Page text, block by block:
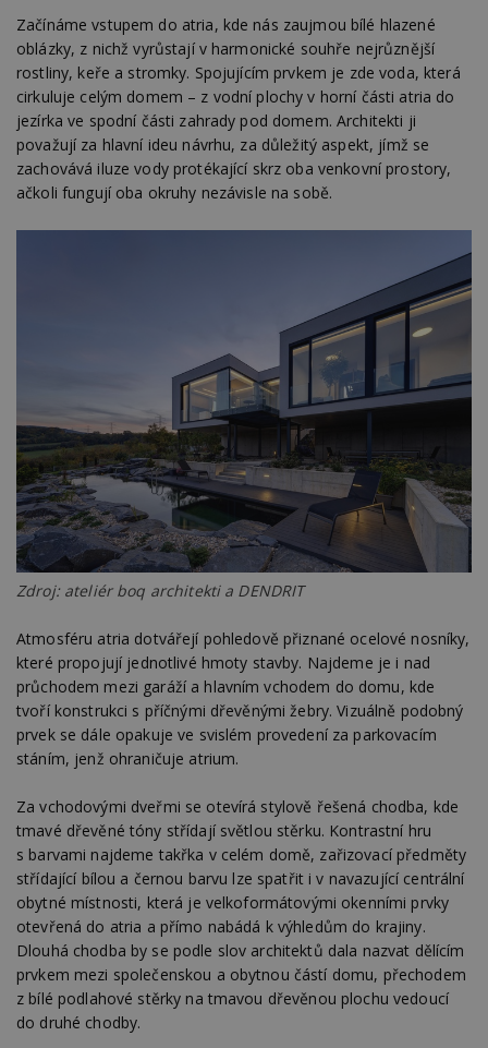
Začínáme vstupem do atria, kde nás zaujmou bílé hlazené
oblázky, z nichž vyrůstají v harmonické souhře nejrůznější
rostliny, keře a stromky. Spojujícím prvkem je zde voda, která
cirkuluje celým domem – z vodní plochy v horní části atria do
jezírka ve spodní části zahrady pod domem. Architekti ji
považují za hlavní ideu návrhu, za důležitý aspekt, jímž se
zachovává iluze vody protékající skrz oba venkovní prostory,
ačkoli fungují oba okruhy nezávisle na sobě.
Zdroj: ateliér boq architekti a DENDRIT
Atmosféru atria dotvářejí pohledově přiznané ocelové nosníky,
které propojují jednotlivé hmoty stavby. Najdeme je i nad
průchodem mezi garáží a hlavním vchodem do domu, kde
tvoří konstrukci s příčnými dřevěnými žebry. Vizuálně podobný
prvek se dále opakuje ve svislém provedení za parkovacím
stáním, jenž ohraničuje atrium.
Za vchodovými dveřmi se otevírá stylově řešená chodba, kde
tmavé dřevěné tóny střídají světlou stěrku. Kontrastní hru
s barvami najdeme takřka v celém domě, zařizovací předměty
střídající bílou a černou barvu lze spatřit i v navazující centrální
obytné místnosti, která je velkoformátovými okenními prvky
otevřená do atria a přímo nabádá k výhledům do krajiny.
Dlouhá chodba by se podle slov architektů dala nazvat dělícím
prvkem mezi společenskou a obytnou částí domu, přechodem
z bílé podlahové stěrky na tmavou dřevěnou plochu vedoucí
do druhé chodby.